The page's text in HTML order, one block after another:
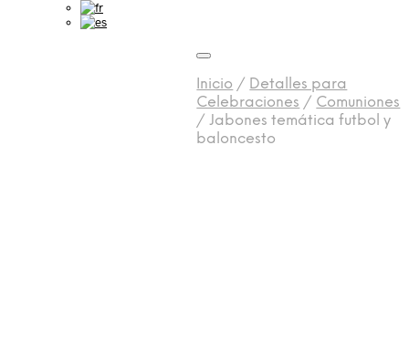
Inicio / Detalles para
Celebraciones / Comuniones
/ Jabones temática futbol y
baloncesto